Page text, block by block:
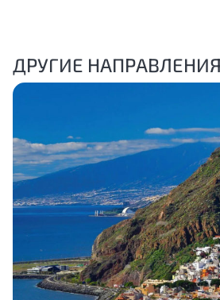
ДРУГИЕ НАПРАВЛЕНИЯ